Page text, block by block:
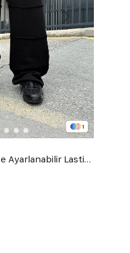
1
Bad Layers Oversize Ayarlanabilir Lastikli Eşofman Siyah